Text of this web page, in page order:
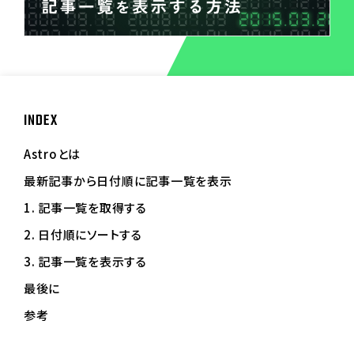
INDEX
Astroとは
最新記事から日付順に記事一覧を表示
1. 記事一覧を取得する
2. 日付順にソートする
3. 記事一覧を表示する
最後に
参考